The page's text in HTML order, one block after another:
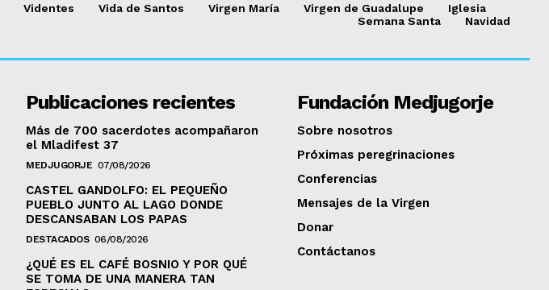
Videntes Vida de Santos Virgen María Virgen de Guadalupe
Iglesia
Semana Santa
Navidad
Publicaciones recientes
Más de 700 sacerdotes acompañaron
el Mladifest 37
MEDJUGORJE 07/08/2026
CASTEL GANDOLFO: EL PEQUEÑO
PUEBLO JUNTO AL LAGO DONDE
DESCANSABAN LOS PAPAS
DESTACADOS 06/08/2026
¿QUÉ ES EL CAFÉ BOSNIO Y POR QUÉ
SE TOMA DE UNA MANERA TAN
Fundación Medjugorje
Sobre nosotros
Próximas peregrinaciones
Conferencias
Mensajes de la Virgen
Donar
Contáctanos